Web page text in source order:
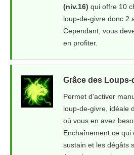
(niv.16) qui offre 10
loup-de-givre donc 2
Cependant, vous
en profiter.
Grâce des Loups-
Permet d'activer
loup-de-givre, idéale
où vous en avez
Enchaînement ce qui
sustain et les dégâts